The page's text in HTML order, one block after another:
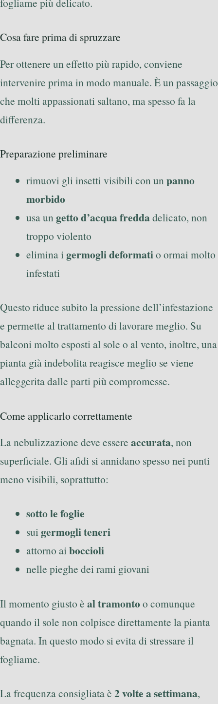
Cosa fare prima di spruzzare
Per ottenere un effetto più rapido, conviene
intervenire prima in modo manuale. È un passaggio
che molti appassionati saltano, ma spesso fa la
differenza.
Preparazione preliminare
rimuovi gli insetti visibili con unpanno
morbido
usa ungetto d’acqua freddadelicato, non
troppo violento
elimina igermogli deformatio ormai molto
infestati
Questo riduce subito la pressione dell’infestazione
e permette al trattamento di lavorare meglio. Su
balconi molto esposti al sole o al vento, inoltre, una
pianta già indebolita reagisce meglio se viene
alleggerita dalle parti più compromesse.
Come applicarlo correttamente
La nebulizzazione deve essere accurata, non
superficiale. Gli afidi si annidano spesso nei punti
meno visibili, soprattutto:
sotto le foglie
suigermogli teneri
attorno aiboccioli
nelle pieghe dei rami giovani
Il momento giusto è al tramontoo comunque
quando il sole non colpisce direttamente la pianta
bagnata. In questo modo si evita di stressare il
fogliame.
La frequenza consigliata è 2 volte a settimana,